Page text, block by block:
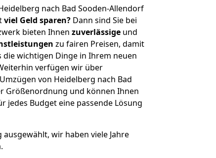
nach Bad Sooden-Allendorf
viel Geld sparen? Dann sind Sie bei
bieten Ihnen zuverlässige und
zu fairen Preisen, damit
die wichtigen Dinge in Ihrem neuen
verfügen wir über
von Heidelberg nach Bad
Größenordnung und können Ihnen
jedes Budget eine passende Lösung
wir haben viele Jahre